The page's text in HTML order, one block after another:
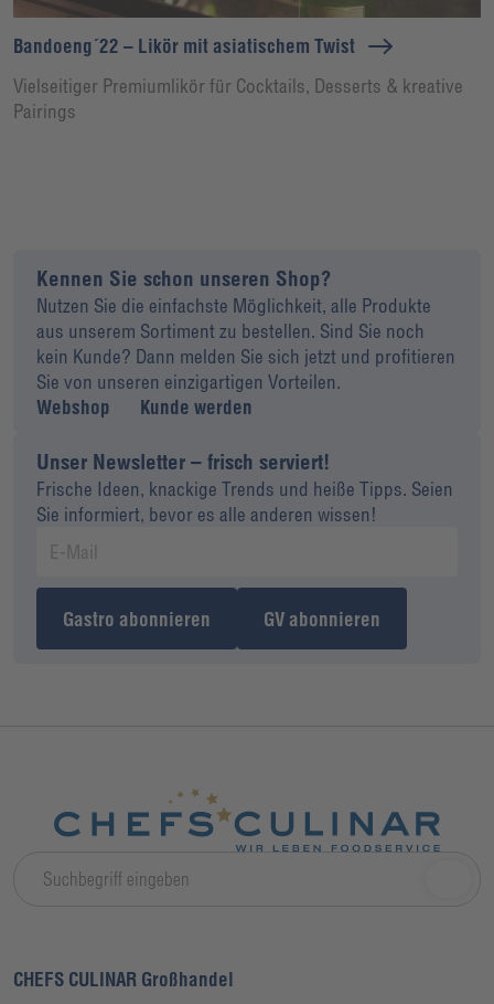
Bandoeng´22 – Likör mit asiatischem Twist
Vielseitiger Premiumlikör für Cocktails, Desserts & kreative
Pairings
Kennen Sie schon unseren Shop?
Nutzen Sie die einfachste Möglichkeit, alle Produkte
aus unserem Sortiment zu bestellen. Sind Sie noch
kein Kunde? Dann melden Sie sich jetzt und profitieren
Sie von unseren einzigartigen Vorteilen.
Webshop
Kunde werden
Unser Newsletter – frisch serviert!
Frische Ideen, knackige Trends und heiße Tipps. Seien
Sie informiert, bevor es alle anderen wissen!
Gastro abonnieren GV abonnieren
CHEFS CULINAR Großhandel